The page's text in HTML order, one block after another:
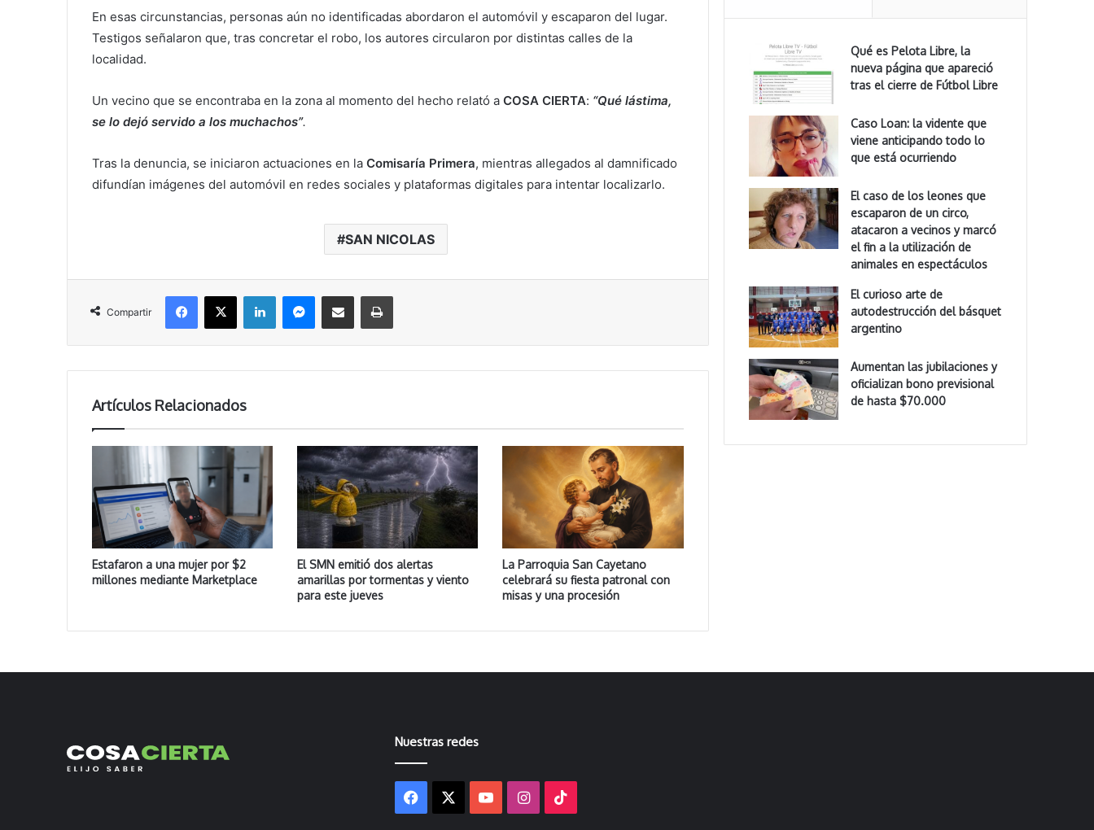
En esas circunstancias, personas aún no identificadas abordaron el automóvil y escaparon del lugar.
Testigos señalaron que, tras concretar el robo, los autores circularon por distintas calles de la
localidad.
Un vecino que se encontraba en la zona al momento del hecho relató aCOSA CIERTA: “Qué lástima,
se lo dejó servido a los muchachos”.
Tras la denuncia, se iniciaron actuaciones en laComisaría Primera, mientras allegados al damnificado
difundían imágenes del automóvil en redes sociales y plataformas digitales para intentar localizarlo.
SAN NICOLAS
Compartir
X LinkedIn Compartir vía correo electrónico
Artículos Relacionados
Estafaron a una mujer por $2
millones mediante Marketplace
El SMN emitió dos alertas
amarillas por tormentas y viento
para este jueves
La Parroquia San Cayetano
celebrará su fiesta patronal con
misas y una procesión
Qué es Pelota Libre, la
nueva página que apareció
tras el cierre de Fútbol Libre
Caso Loan: la vidente que
viene anticipando todo lo
que está ocurriendo
El caso de los leones que
escaparon de un circo,
atacaron a vecinos y marcó
el fin a la utilización de
animales en espectáculos
El curioso arte de
autodestrucción del básquet
argentino
Aumentan las jubilaciones y
oficializan bono previsional
de hasta $70.000
Nuestras redes
Facebook YouTubeInstagram